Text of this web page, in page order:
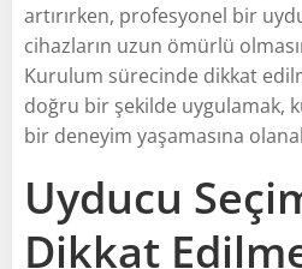
artırırken, profesyonel bir
cihazların uzun ömürlü
Kurulum sürecinde dikkat
doğru bir şekilde uygulamak,
bir deneyim yaşamasına
Uyducu
Dikkat